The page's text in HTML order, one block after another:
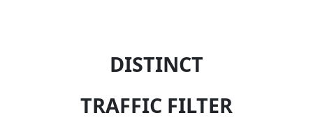
DISTINCT
TRAFFIC FILTER